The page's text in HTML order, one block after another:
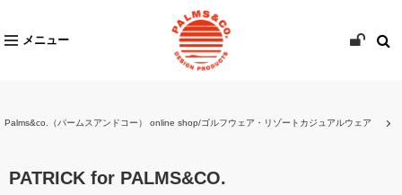
メニュー
Palms&co.（パームスアンドコー） online shop/ゴルフウェア・リゾートカジュアルウェア
PATRICK for PALMS&CO.